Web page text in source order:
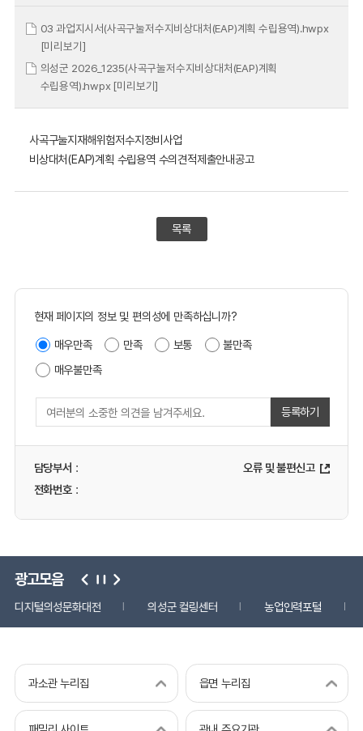
03 과업지시서(사곡구눌저수지비상대처(EAP)계획 수립용역).hwpx
[미리보기]
의성군 2026_1235(사곡구눌저수지비상대처(EAP)계획
수립용역).hwpx [미리보기]
사곡구눌지재해위험저수지정비사업
비상대처(EAP)계획 수립용역 수의견적제출안내공고
목록
현재 페이지의 정보 및 편의성에 만족하십니까?
매우만족 만족 보통
불만족
매우불만족
등록하기
담당부서 :
전화번호:
오류 및 불편신고
광고모음
디지털의성문화대전 의성군 컬링센터 농업인력포털
과소관 누리집 읍면 누리집